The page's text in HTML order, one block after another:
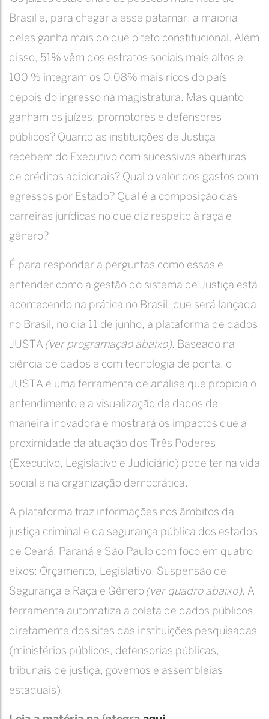
Brasil e, para chegar a esse patamar, a maioria
deles ganha mais do que o teto constitucional. Além
disso, 51% vêm dos estratos sociais mais altos e
100 % integram os 0.08% mais ricos do país
depois do ingresso na magistratura. Mas quanto
ganham os juízes, promotores e defensores
públicos? Quanto as instituições de Justiça
recebem do Executivo com sucessivas aberturas
de créditos adicionais? Qual o valor dos gastos com
egressos por Estado? Qual é a composição das
carreiras jurídicas no que diz respeito à raça e
gênero?
É para responder a perguntas como essas e
entender como a gestão do sistema de Justiça está
acontecendo na prática no Brasil, que será lançada
no Brasil, no dia 11 de junho, a plataforma de dados
JUSTA (ver programação abaixo). Baseado na
ciência de dados e com tecnologia de ponta, o
JUSTA é uma ferramenta de análise que propicia o
entendimento e a visualização de dados de
maneira inovadora e mostrará os impactos que a
proximidade da atuação dos Três Poderes
(Executivo, Legislativo e Judiciário) pode ter na vida
social e na organização democrática.
A plataforma traz informações nos âmbitos da
justiça criminal e da segurança pública dos estados
de Ceará, Paraná e São Paulo com foco em quatro
eixos: Orçamento, Legislativo, Suspensão de
Segurança e Raça e Gênero (ver quadro abaixo). A
ferramenta automatiza a coleta de dados públicos
diretamente dos sites das instituições pesquisadas
(ministérios públicos, defensorias públicas,
tribunais de justiça, governos e assembleias
estaduais).